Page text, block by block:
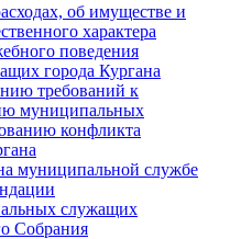
об имуществе и
характера
поведения
города Кургана
требований к
муниципальных
конфликта
муниципальной службе
служащих
Cобрания